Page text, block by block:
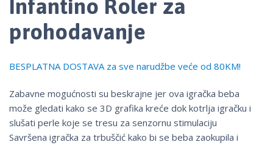
Infantino Roler za
prohodavanje
BESPLATNA DOSTAVA za sve narudžbe veće od 80KM!
Zabavne mogućnosti su beskrajne jer ova igračka beba
može gledati kako se 3D grafika kreće dok kotrlja igračku i
slušati perle koje se tresu za senzornu stimulaciju
Savršena igračka za trbuščić kako bi se beba zaokupila i